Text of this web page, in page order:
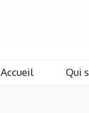
Accueil Qui